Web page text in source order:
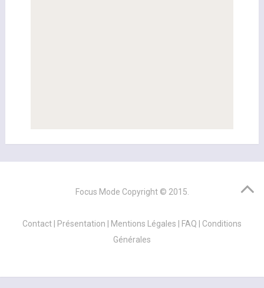
Focus Mode Copyright © 2015.
Contact Présentation Mentions Légales FAQ
Conditions
Générales